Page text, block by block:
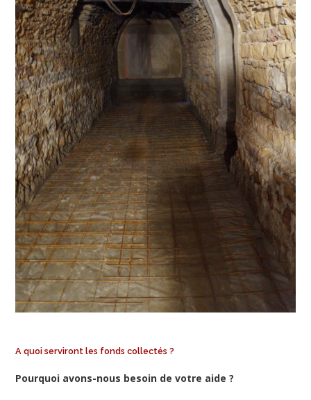
A quoi serviront les fonds collectés ?
Pourquoi avons-nous besoin de votre aide ?